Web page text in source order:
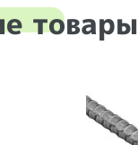
товары